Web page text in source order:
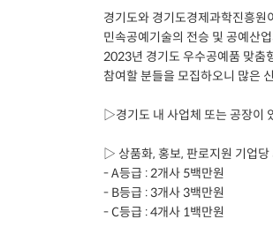
경기도와 경기도경제과학진흥원
민속공예기술의 전승 및 공예산
2023년 경기도 우수공예품 맞춤
참여할 분들을 모집하오니 많은
▷경기도 내 사업체 또는 공장이
▷ 상품화, 홍보, 판로지원 기업당
- A등급 : 2개사 5백만원
- B등급 : 3개사 3백만원
- C등급 : 4개사 1백만원